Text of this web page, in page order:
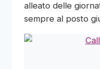
alleato delle
sempre al posto